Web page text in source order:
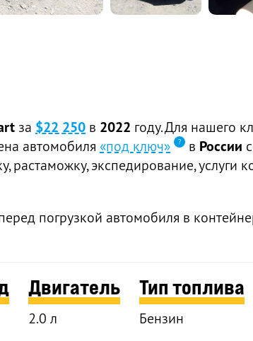
за $22 250 в 2022 году. Для нашего
автомобиля «под ключ» в России
растаможку, экспедирование, услуги
погрузкой автомобиля в
Двигатель
2.0 л
Тип топлива
Бензин